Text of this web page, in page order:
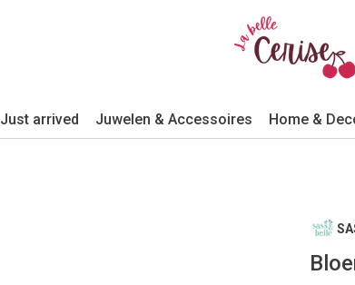
Just arrived Juwelen & Accessoires Home &